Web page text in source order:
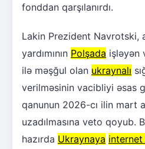
fonddan qarşılanırdı.
Lakin Prezident Navrotski,
yardımının Polşada işləyən
ilə məşğul olan ukraynalı
verilməsinin vacibliyi əsas
qanunun 2026-cı ilin mart
uzadılmasına veto qoyub.
hazırda Ukraynaya